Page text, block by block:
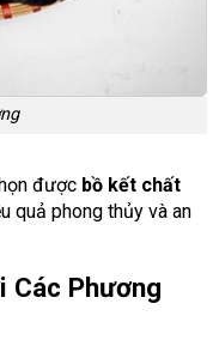
được bồ kết chất
quả phong thủy và an
Các Phương